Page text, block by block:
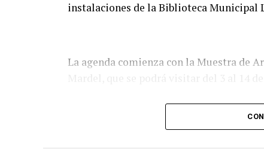
instalaciones de la Biblioteca Municipal
La agenda comienza con la Muestra de
Asimismo, se realizará el Taller de
Maidana, los miércoles de 10 a 12 en la